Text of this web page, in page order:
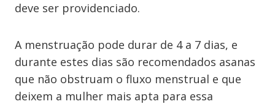
deve ser providenciado.
A menstruação pode durar de 4 a 7 dias, e
durante estes dias são recomendados asanas
que não obstruam o fluxo menstrual e que
deixem a mulher mais apta para essa